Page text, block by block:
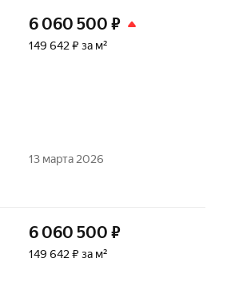
6 060 500 ₽
149 642 ₽ за м²
13 марта 2026
6 060 500 ₽
149 642 ₽ за м²